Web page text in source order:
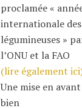
proclamée «
internationale des
légumineuses »
l’ONU et la FAO
(lire également
Une mise en avant
bien